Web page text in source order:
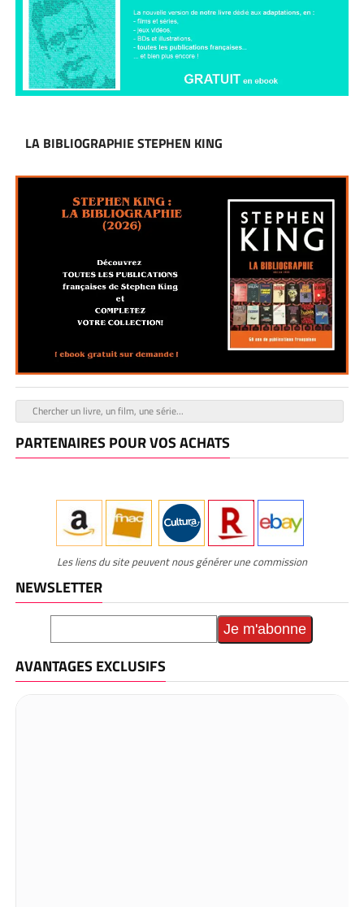
LA BIBLIOGRAPHIE STEPHEN KING
PARTENAIRES POUR VOS ACHATS
Les liens du site peuvent nous générer une commission
NEWSLETTER
AVANTAGES EXCLUSIFS